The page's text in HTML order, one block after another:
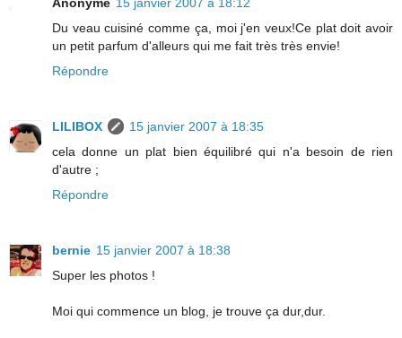
Du veau cuisiné comme ça, moi j'en veux!Ce plat doit avoir
un petit parfum d'alleurs qui me fait très très envie!
Répondre
LILIBOX
15 janvier 2007 à 18:35
cela donne un plat bien équilibré qui n'a besoin de rien
d'autre ;
Répondre
bernie 15 janvier 2007 à 18:38
Super les photos !
Moi qui commence un blog, je trouve ça dur,dur.